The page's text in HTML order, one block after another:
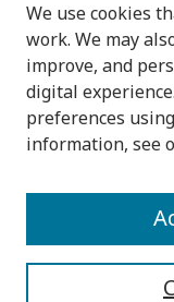
Browse
Collections
Disciplines
Authors
We use cookies
work. We may
improve, and
digital
preferences
information, see